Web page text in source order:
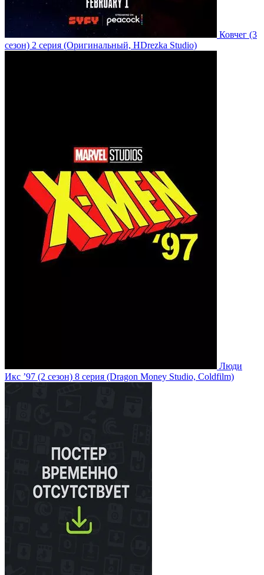
Ковчег (3
сезон) 2 серия (Оригинальный, HDrezka Studio)
Люди
Икс ’97 (2 сезон) 8 серия (Dragon Money Studio, Coldfilm)